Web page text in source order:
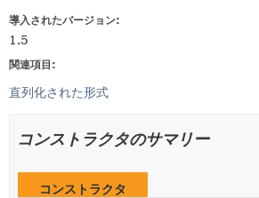
導入されたバージョン:
1.5
関連項目:
直列化された形式
コンストラクタのサマリー
コンストラクタ